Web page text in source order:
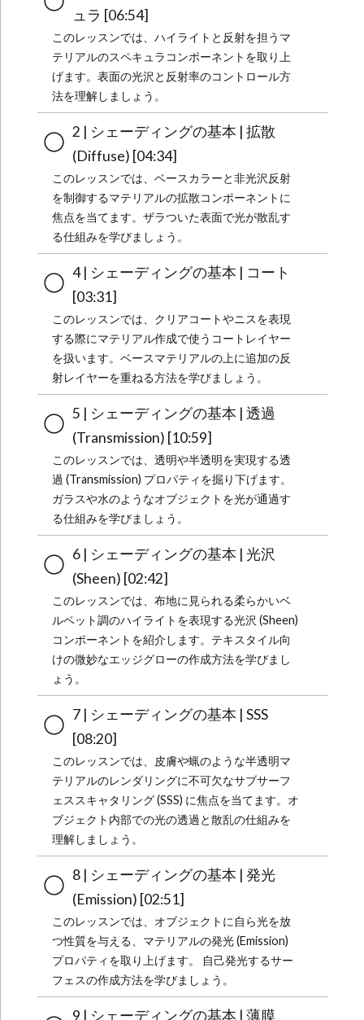
ュラ [06:54]
このレッスンでは、ハイライトと反射を担うマ
テリアルのスペキュラコンポーネントを取り上
げます。表面の光沢と反射率のコントロール方
法を理解しましょう。
2 | シェーディングの基本 | 拡散
(Diffuse) [04:34]
このレッスンでは、ベースカラーと非光沢反射
を制御するマテリアルの拡散コンポーネントに
焦点を当てます。ザラついた表面で光が散乱す
る仕組みを学びましょう。
4 | シェーディングの基本 | コート
[03:31]
このレッスンでは、クリアコートやニスを表現
する際にマテリアル作成で使うコートレイヤー
を扱います。ベースマテリアルの上に追加の反
射レイヤーを重ねる方法を学びましょう。
5 | シェーディングの基本 | 透過
(Transmission) [10:59]
このレッスンでは、透明や半透明を実現する透
過 (Transmission) プロパティを掘り下げます。
ガラスや水のようなオブジェクトを光が通過す
る仕組みを学びましょう。
6 | シェーディングの基本 | 光沢
(Sheen) [02:42]
このレッスンでは、布地に見られる柔らかいベ
ルベット調のハイライトを表現する光沢 (Sheen)
コンポーネントを紹介します。テキスタイル向
けの微妙なエッジグローの作成方法を学びまし
ょう。
7 | シェーディングの基本 | SSS
[08:20]
このレッスンでは、皮膚や蝋のような半透明マ
テリアルのレンダリングに不可欠なサブサーフ
ェススキャタリング (SSS) に焦点を当てます。オ
ブジェクト内部での光の透過と散乱の仕組みを
理解しましょう。
8 | シェーディングの基本 | 発光
(Emission) [02:51]
このレッスンでは、オブジェクトに自ら光を放
つ性質を与える、マテリアルの発光 (Emission)
プロパティを取り上げます。 自己発光するサー
フェスの作成方法を学びましょう。
9 | シェーディングの基本 | 薄膜